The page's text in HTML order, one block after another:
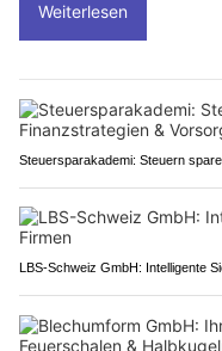
Weiterlesen
Steuersparakademi: Steuern
LBS-Schweiz GmbH: Intelligente